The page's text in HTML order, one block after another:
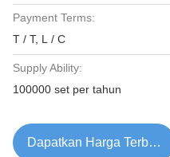
Payment Terms:
T / T, L / C
Supply Ability:
100000 set per tahun
Dapatkan Harga Terbaik